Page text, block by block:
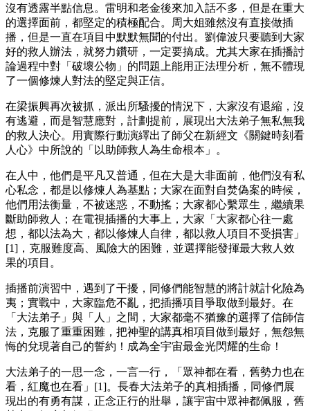
沒有透露半點信息。雷明和老金後來加入話不多，但是在重大
的選擇面前，都堅定的積極配合。周大姐雖然沒有直接做插
播，但是一直在項目中默默無聞的付出。劉偉波只要聽到大家
好的救人辦法，就努力鑽研，一定要搞成。尤其大家在插播討
論過程中對「破壞公物」的問題上能用正法理分析，無不體現
了一個修煉人對法的堅定與正信。
在梁振興再次被抓，派出所騷擾的情況下，大家沒有退縮，沒
有逃避，而是智慧應對，計劃提前，展現出大法弟子無私無我
的救人決心。用實際行動演繹出了師父在新經文《關鍵時刻看
人心》中所說的「以助師救人為生命根本」。
在人中，他們是平凡又普通，但在大是大非面前，他們沒有私
心私念，都是以修煉人為基點；大家在面對自焚偽案的時候，
他們用法衡量，不被迷惑，不動搖；大家都心繫眾生，繼續果
斷助師救人；在電視插播的大事上，大家「大家都心往一處
想，都以法為大，都以修煉人自律，都以救人項目不受損害」
[1]，克服難度高、風險大的困難，並選擇能發揮最大救人效
果的項目。
插播前演習中，遇到了干擾，同修們能智慧的將計就計化險為
夷；實戰中，大家臨危不亂，把插播項目爭取做到最好。在
「大法弟子」與「人」之間，大家都毫不猶豫的選擇了信師信
法，克服了重重困難，把神聖的講真相項目做到最好，無怨無
悔的兌現著自己的誓約！成為全宇宙最金光閃耀的生命！
大法弟子的一思一念，一言一行，「眾神都在看，舊勢力也在
看，紅魔也在看」[1]。長春大法弟子的真相插播，同修們展
現出的有勇有謀，正念正行的壯舉，讓宇宙中眾神都佩服，舊